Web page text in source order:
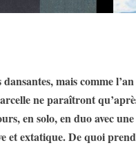
mais comme
ne paraîtront
en solo, en duo avec
extatique. De quoi